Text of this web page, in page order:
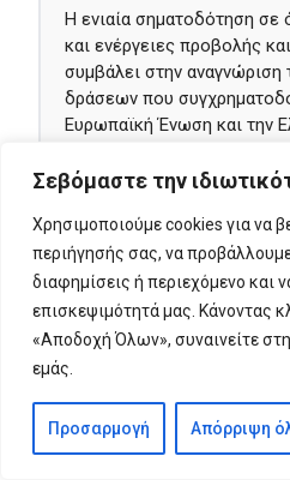
Σεβόμαστε την
Χρησιμοποιούμε cookies για να
περιήγησής σας, να
διαφημίσεις ή περιεχόμενο και
επισκεψιμότητά μας. Κάνοντας
«Αποδοχή Όλων», συναινείτε
εμάς.
Προσαρμογή Απόρριψη
Η ενιαία σηματοδότηση σε
και ενέργειες προβολής
συμβάλει στην
δράσεων που
Ευρωπαϊκή Ένωση και την
Δείτε εδώ
τις αναλυτικές
Επικοινωνίας του ΕΣΠΑ
Για οποιαδήποτε
επικοινωνήσετε με την
ΕΦΕΠΑΕή με τηναρμόδια
Μονάδατου ΕΦΕΠΑΕ,
υλοποίησης της επένδυσης.
Εκδηλώσεις Δράσης